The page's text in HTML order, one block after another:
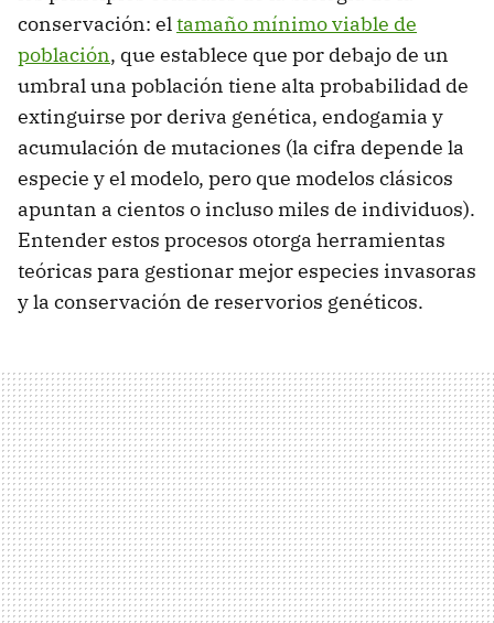
conservación: eltamaño mínimo viable de
población, que establece que por debajo de un
umbral una población tiene alta probabilidad de
extinguirse por deriva genética, endogamia y
acumulación de mutaciones (la cifra depende la
especie y el modelo, pero que modelos clásicos
apuntan a cientos o incluso miles de individuos).
Entender estos procesos otorga herramientas
teóricas para gestionar mejor especies invasoras
y la conservación de reservorios genéticos.